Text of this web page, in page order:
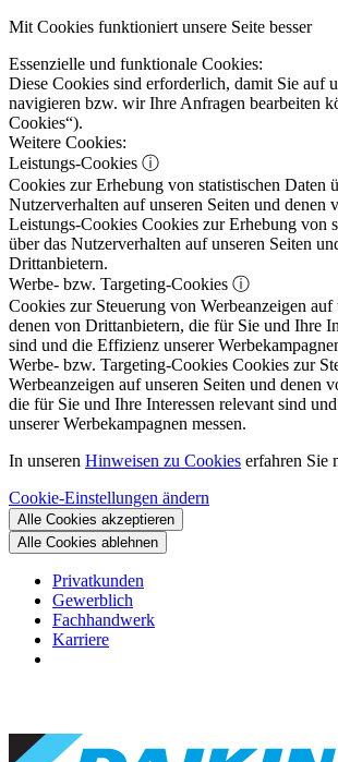
Mit Cookies funktioniert unsere Seite besser
Essenzielle und funktionale Cookies:
Diese Cookies sind erforderlich, damit Sie auf
navigieren bzw. wir Ihre Anfragen bearbeiten
Cookies“).
Weitere Cookies:
Leistungs-Cookies ⓘ
Cookies zur Erhebung von statistischen Daten
Nutzerverhalten auf unseren Seiten und denen
Leistungs-Cookies Cookies zur Erhebung von
über das Nutzerverhalten auf unseren Seiten
Drittanbietern.
Werbe- bzw. Targeting-Cookies ⓘ
Cookies zur Steuerung von Werbeanzeigen auf
denen von Drittanbietern, die für Sie und Ihre
sind und die Effizienz unserer
Werbe- bzw. Targeting-Cookies Cookies zur
Werbeanzeigen auf unseren Seiten und denen
die für Sie und Ihre Interessen relevant sind
unserer Werbekampagnen messen.
In unseren Hinweisen zu Cookies erfahren Sie
Cookie-Einstellungen ändern
Alle Cookies akzeptieren
Alle Cookies ablehnen
Privatkunden
Gewerblich
Fachhandwerk
Karriere